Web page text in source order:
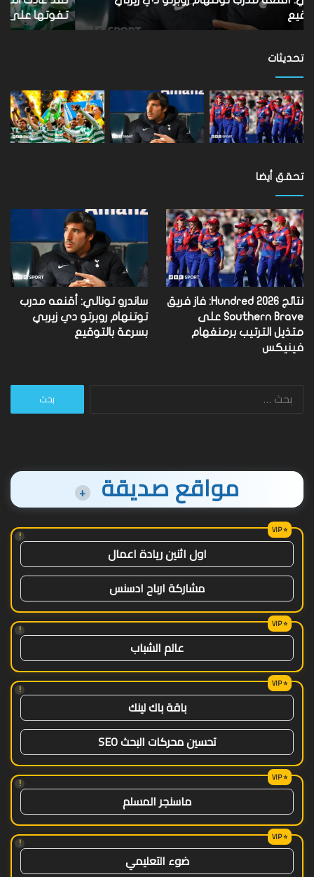
أن
تفوتها
مستوى
العالم
تفوتها على مستوى العالم
تحديثات
تحقق أيضا
نتائج Hundred 2026: فاز فريق
Southern Brave على
متذيل الترتيب برمنغهام
فينيكس
ساندرو تونالي: أقنعه مدرب
توتنهام روبرتو دي زيربي
بسرعة بالتوقيع
البحث
مواقع صديقة +
!
اول اثنين ريادة اعمال
مشاركة ارباح ادسنس
!
عالم الشباب
!
باقة باك لينك
تحسين محركات البحث SEO
!
ماسنجر المسلم
!
ضوء التعليمي